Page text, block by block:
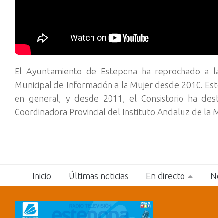
El Ayuntamiento de Estepona ha reprochado a
Municipal de Información a la Mujer desde 2010.
en general, y desde 2011, el Consistorio ha
Coordinadora Provincial del Instituto Andaluz de la
Inicio Últimas noticias En directo